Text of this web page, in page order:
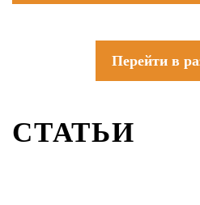
Перейти в
СТАТЬИ